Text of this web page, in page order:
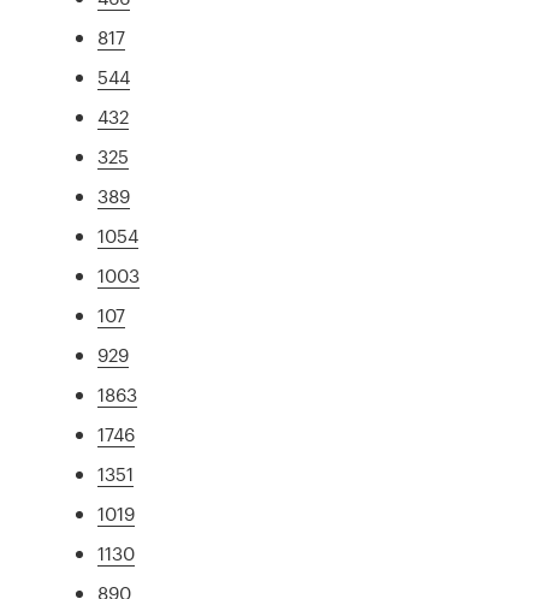
817
544
432
325
389
1054
1003
107
929
1863
1746
1351
1019
1130
890